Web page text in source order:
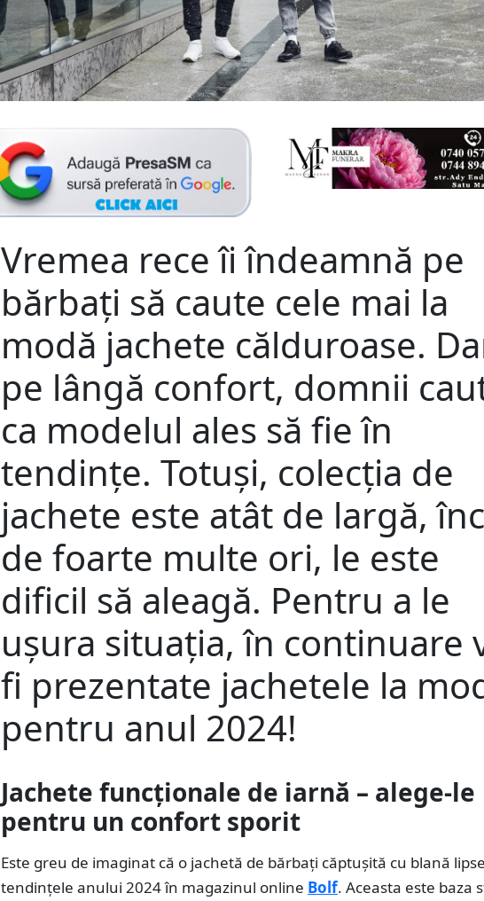
Vremea rece îi îndeamnă pe
bărbați să caute cele mai la
modă jachete călduroase.
pe lângă confort, domnii
ca modelul ales să fie în
tendințe. Totuși, colecția de
jachete este atât de largă,
de foarte multe ori, le este
dificil să aleagă. Pentru a le
ușura situația, în continuare
fi prezentate jachetele la
pentru anul 2024!
Jachete funcționale de iarnă – alege-le
pentru un confort sporit
Este greu de imaginat că o jachetă de bărbați căptușită cu blană
tendințele anului 2024 în magazinul online Bolf. Aceasta este baza